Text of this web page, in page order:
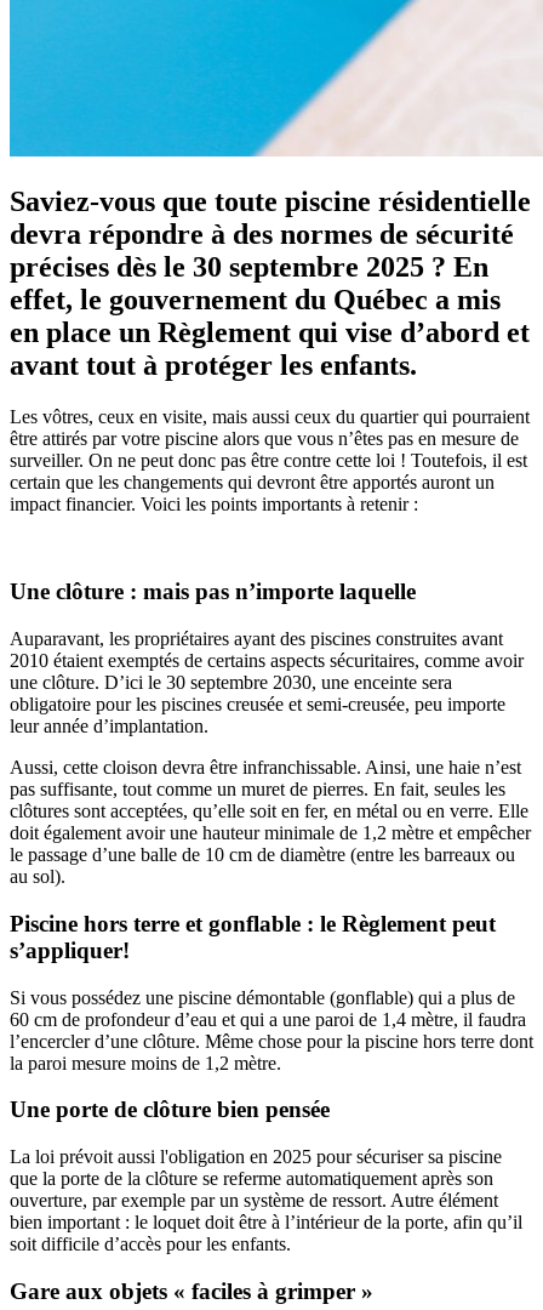
Saviez-vous que toute piscine résidentielle
devra répondre à des normes de sécurité
précises dès le 30 septembre 2025 ? En
effet, le gouvernement du Québec a mis
en place un Règlement qui vise d’abord et
avant tout à protéger les enfants.
Les vôtres, ceux en visite, mais aussi ceux du quartier qui pourraient
être attirés par votre piscine alors que vous n’êtes pas en mesure de
surveiller. On ne peut donc pas être contre cette loi ! Toutefois, il est
certain que les changements qui devront être apportés auront un
impact financier. Voici les points importants à retenir :
Une clôture : mais pas n’importe laquelle
Auparavant, les propriétaires ayant des piscines construites avant
2010 étaient exemptés de certains aspects sécuritaires, comme avoir
une clôture. D’ici le 30 septembre 2030, une enceinte sera
obligatoire pour les piscines creusée et semi-creusée, peu importe
leur année d’implantation.
Aussi, cette cloison devra être infranchissable. Ainsi, une haie n’est
pas suffisante, tout comme un muret de pierres. En fait, seules les
clôtures sont acceptées, qu’elle soit en fer, en métal ou en verre. Elle
doit également avoir une hauteur minimale de 1,2 mètre et empêcher
le passage d’une balle de 10 cm de diamètre (entre les barreaux ou
au sol).
Piscine hors terre et gonflable : le Règlement peut
s’appliquer!
Si vous possédez une piscine démontable (gonflable) qui a plus de
60 cm de profondeur d’eau et qui a une paroi de 1,4 mètre, il faudra
l’encercler d’une clôture. Même chose pour la piscine hors terre dont
la paroi mesure moins de 1,2 mètre.
Une porte de clôture bien pensée
La loi prévoit aussi l'obligation en 2025 pour sécuriser sa piscine
que la porte de la clôture se referme automatiquement après son
ouverture, par exemple par un système de ressort. Autre élément
bien important : le loquet doit être à l’intérieur de la porte, afin qu’il
soit difficile d’accès pour les enfants.
Gare aux objets « faciles à grimper »